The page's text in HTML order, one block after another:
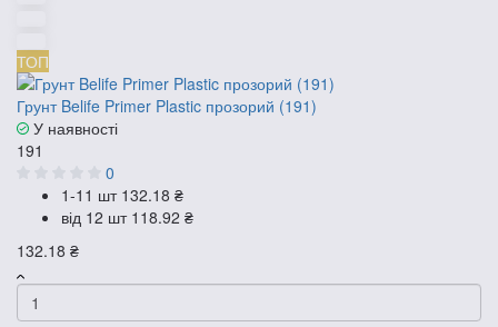
ТОП
Грунт Belife Primer Plastic прозорий (191)
У наявності
191
0
1-11 шт 132.18 ₴
від 12 шт 118.92 ₴
132.18 ₴